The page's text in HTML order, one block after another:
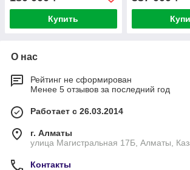
Купить
О нас
Рейтинг не сформирован
Менее 5 отзывов за последний год
Работает с 26.03.2014
г. Алматы
улица Магистральная 17Б, Алматы,
Контакты